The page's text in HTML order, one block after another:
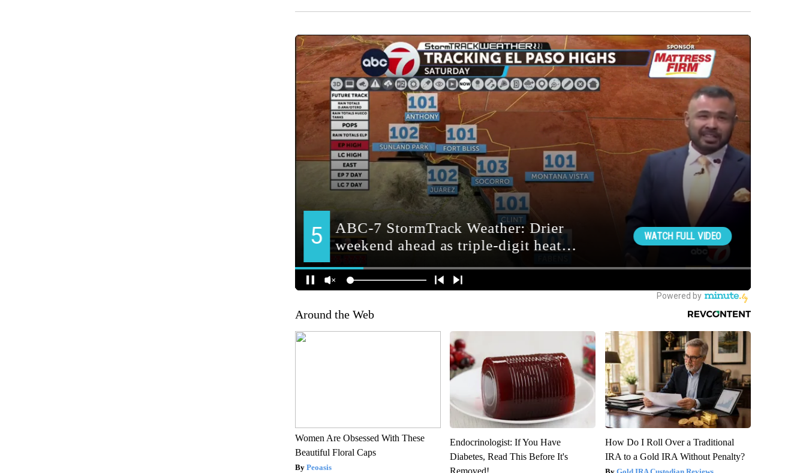
Around the Web
Women Are Obsessed With These
Beautiful Floral Caps
Peoasis
Endocrinologist: If You Have
Diabetes, Read This Before It's
How Do I Roll Over a Traditional
IRA to a Gold IRA Without Penalty?